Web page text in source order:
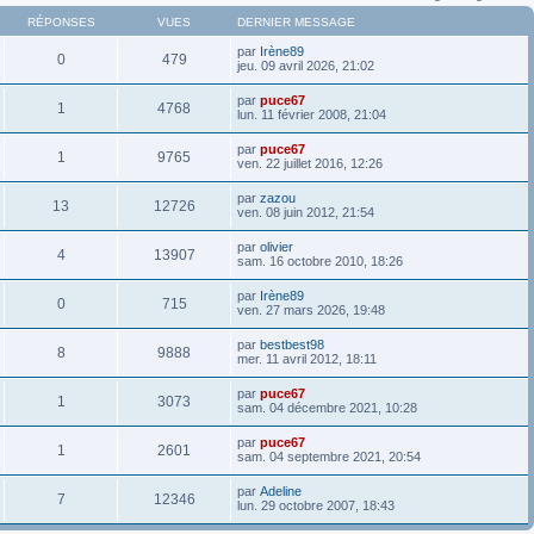
RÉPONSES VUES DERNIER MESSAGE
0 479 par Irène89
jeu. 09 avril 2026, 21:02
1 4768 par puce67
lun. 11 février 2008, 21:04
1 9765 par puce67
ven. 22 juillet 2016, 12:26
13 12726 par zazou
ven. 08 juin 2012, 21:54
4 13907 par olivier
sam. 16 octobre 2010, 18:26
0 715 par Irène89
ven. 27 mars 2026, 19:48
8 9888 par bestbest98
mer. 11 avril 2012, 18:11
1 3073 par puce67
sam. 04 décembre 2021, 10:28
1 2601 par puce67
sam. 04 septembre 2021, 20:54
7 12346 par Adeline
lun. 29 octobre 2007, 18:43